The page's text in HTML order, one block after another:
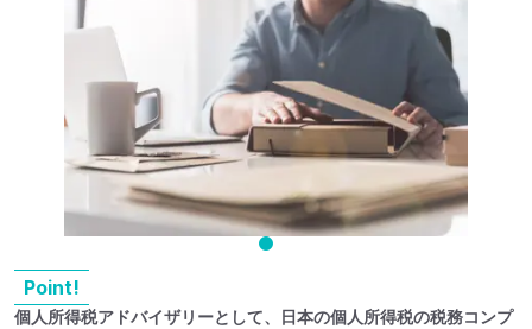
Point!
個人所得税アドバイザリーとして、日本の個人所得税の税務コンプ